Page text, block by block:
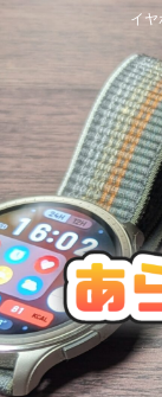
イヤ